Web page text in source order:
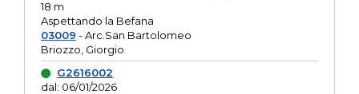
18 m
Aspettando la Befana
03009 - Arc.San Bartolomeo
Briozzo, Giorgio
G2616002
dal: 06/01/2026